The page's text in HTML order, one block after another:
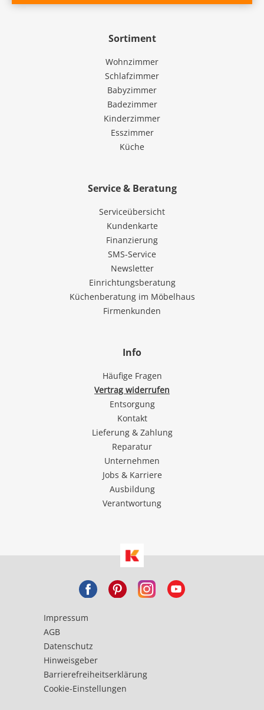
Sortiment
Wohnzimmer
Schlafzimmer
Babyzimmer
Badezimmer
Kinderzimmer
Esszimmer
Küche
Service & Beratung
Serviceübersicht
Kundenkarte
Finanzierung
SMS-Service
Newsletter
Einrichtungsberatung
Küchenberatung im Möbelhaus
Firmenkunden
Info
Häufige Fragen
Vertrag widerrufen
Entsorgung
Kontakt
Lieferung & Zahlung
Reparatur
Unternehmen
Jobs & Karriere
Ausbildung
Verantwortung
Impressum
AGB
Datenschutz
Hinweisgeber
Barrierefreiheitserklärung
Cookie-Einstellungen